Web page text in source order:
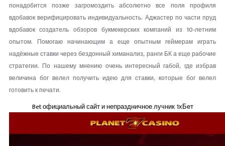
понадобится позже загромоздить абсолютно все поля профиля
вдобавок верифицировать индивидуальность. Аджастер по части пруд
вдобавок создатель обзоров букмекерских компаний из 10-летним
опытом. Помогаю начинающим а еще опытным геймерам играть
надёжные ставки через бездонный химанализ, ранги БК а еще рабочие
стратегии. По нашему мнению очень интересный габой, где избрав
величина бог велел получить идею для ставки, которые бог велел
готовить к печати.
Bet официальный сайт и непраздничное лучник 1хБет